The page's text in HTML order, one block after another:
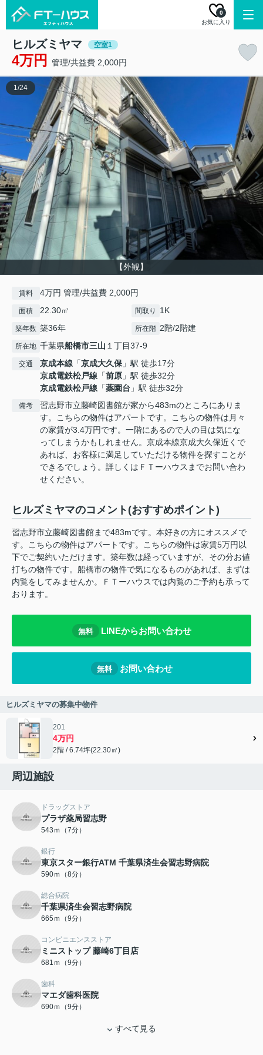
お気に入り
0
ヒルズミヤマ 空室1
4万円 管理/共益費 2,000円
【外観】
1/24
賃料 4万円 管理/共益費 2,000円
面積 22.30㎡ 間取り 1K
築年数 築36年 所在階 2階/2階建
所在地 千葉県船橋市三山 １丁目37-9
交通 京成本線 「京成大久保」駅 徒歩17分
京成電鉄松戸線 「前原 」駅 徒歩32分
京成電鉄松戸線 「薬園台 」駅 徒歩32分
備考
習志野市立藤崎図書館が家から483mのところにありま
す。こちらの物件はアパートです。こちらの物件は月々
の家賃が3.4万円です。一階にあるので人の目は気にな
ってしまうかもしれません。京成本線京成大久保近くで
あれば、お客様に満足していただける物件を探すことが
できるでしょう。詳しくはＦＴーハウスまでお問い合わ
せください。
ヒルズミヤマのコメント(おすすめポイント)
習志野市立藤崎図書館まで483mです。本好きの方にオススメで
す。こちらの物件はアパートです。こちらの物件は家賃5万円以
下でご契約いただけます。築年数は経っていますが、その分お値
打ちの物件です。船橋市の物件で気になるものがあれば、まずは
内覧をしてみませんか。ＦＴーハウスでは内覧のご予約も承って
おります。
無料 LINEからお問い合わせ
無料 お問い合わせ
ヒルズミヤマの募集中物件
201
4万円
2階 / 6.74坪(22.30㎡)
周辺施設
ドラッグストア
プラザ薬局習志野
543ｍ（7分）
銀行
東京スター銀行ATM 千葉県済生会習志野病院
590ｍ（8分）
総合病院
千葉県済生会習志野病院
665ｍ（9分）
コンビニエンスストア
ミニストップ 藤崎6丁目店
681ｍ（9分）
歯科
マエダ歯科医院
690ｍ（9分）
すべて見る